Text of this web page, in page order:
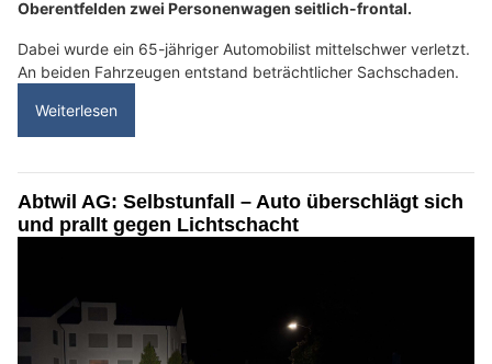
Oberentfelden zwei Personenwagen seitlich-frontal.
Dabei wurde ein 65-jähriger Automobilist mittelschwer verletzt.
An beiden Fahrzeugen entstand beträchtlicher Sachschaden.
Weiterlesen
Abtwil AG: Selbstunfall – Auto überschlägt sich
und prallt gegen Lichtschacht